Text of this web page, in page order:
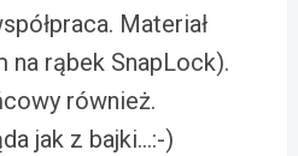
Materiał
na rąbek SnapLock).
również.
jak z bajki…:-)